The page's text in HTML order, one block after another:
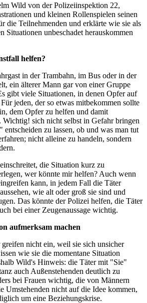
Wild von der Polizeiinspektion 22,
und kleinen Rollenspielen seinen
die Teilnehmenden und erklärte wie sie als
Situationen unbeschadet herauskommen
helfen?
in der Trambahn, im Bus oder in der
ein älterer Mann gar von einer Gruppe
gibt viele Situationen, in denen Opfer auf
jeden, der so etwas mitbekommen sollte
dem Opfer zu helfen und damit
sich nicht selbst in Gefahr bringen
zu lassen, ob und was man tut
nicht alleine zu handeln, sondern
die Situation kurz zu
wer könnte mir helfen? Auch wenn
kann, in jedem Fall die Täter
wie alt oder groß sie sind und
Das könnte der Polizei helfen, die Täter
bei einer Zeugenaussage wichtig.
aufmerksam machen
nicht ein, weil sie sich unsicher
wie sie die momentane Situation
Wild's Hinweis: die Täter mit "Sie"
auch Außenstehenden deutlich zu
bei Frauen wichtig, die von Männern
Umstehenden nicht auf die Idee kommen,
um eine Beziehungskrise.